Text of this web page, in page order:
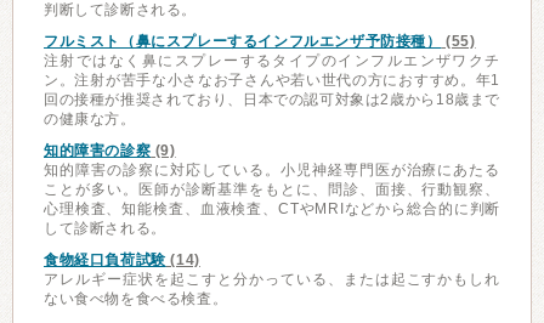
判断して診断される。
フルミスト（鼻にスプレーするインフルエンザ予防接種）
(55)
注射ではなく鼻にスプレーするタイプのインフルエンザワクチ
ン。注射が苦手な小さなお子さんや若い世代の方におすすめ。年1
回の接種が推奨されており、日本での認可対象は2歳から18歳まで
の健康な方。
知的障害の診察 (9)
知的障害の診察に対応している。小児神経専門医が治療にあたる
ことが多い。医師が診断基準をもとに、問診、面接、行動観察、
心理検査、知能検査、血液検査、CTやMRIなどから総合的に判断
して診断される。
食物経口負荷試験 (14)
アレルギー症状を起こすと分かっている、または起こすかもしれ
ない食べ物を食べる検査。